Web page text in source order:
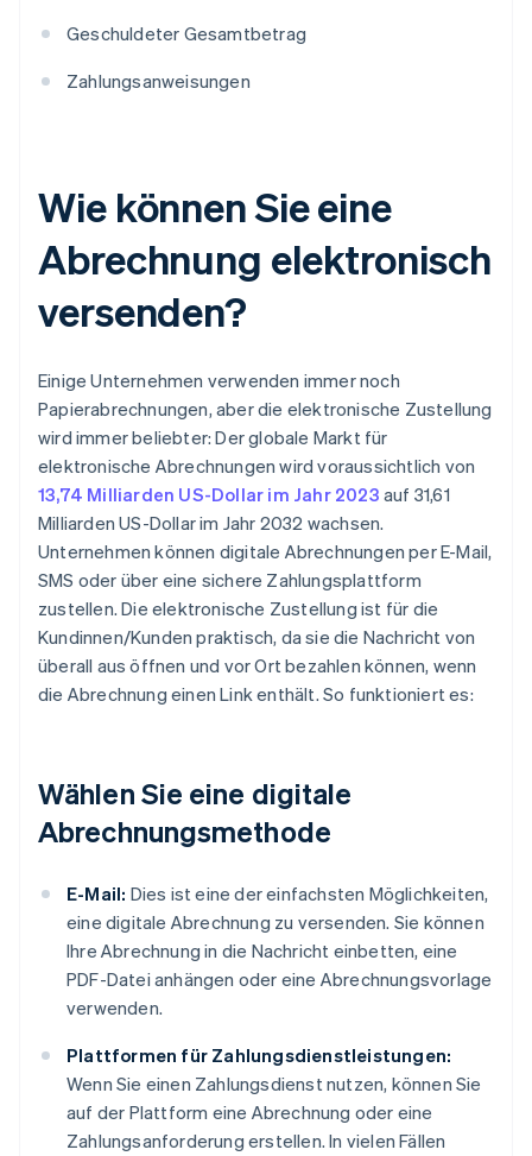
Geschuldeter Gesamtbetrag
Zahlungsanweisungen
Wie können Sie eine
Abrechnung elektronisch
versenden?
Einige Unternehmen verwenden immer noch
Papierabrechnungen, aber die elektronische Zustellung
wird immer beliebter: Der globale Markt für
elektronische Abrechnungen wird voraussichtlich von
13,74 Milliarden US-Dollar im Jahr 2023 auf 31,61
Milliarden US-Dollar im Jahr 2032 wachsen.
Unternehmen können digitale Abrechnungen per E-Mail,
SMS oder über eine sichere Zahlungsplattform
zustellen. Die elektronische Zustellung ist für die
Kundinnen/Kunden praktisch, da sie die Nachricht von
überall aus öffnen und vor Ort bezahlen können, wenn
die Abrechnung einen Link enthält. So funktioniert es:
Wählen Sie eine digitale
Abrechnungsmethode
E-Mail: Dies ist eine der einfachsten Möglichkeiten,
eine digitale Abrechnung zu versenden. Sie können
Ihre Abrechnung in die Nachricht einbetten, eine
PDF-Datei anhängen oder eine Abrechnungsvorlage
verwenden.
Plattformen für Zahlungsdienstleistungen:
Wenn Sie einen Zahlungsdienst nutzen, können Sie
auf der Plattform eine Abrechnung oder eine
Zahlungsanforderung erstellen. In vielen Fällen